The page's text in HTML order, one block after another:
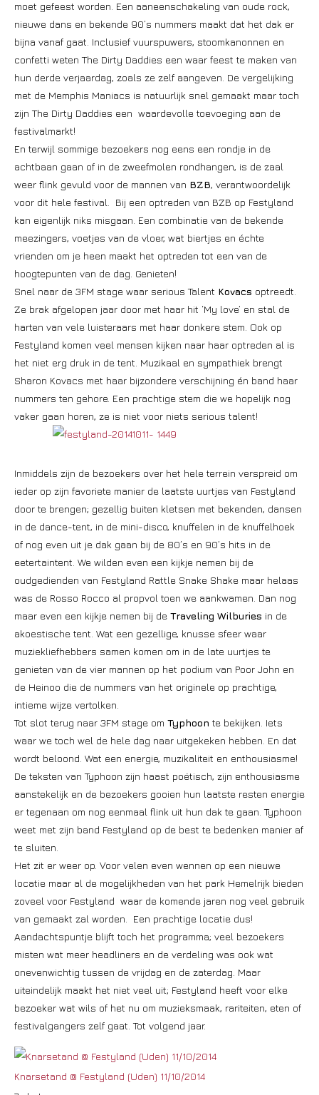
moet gefeest worden. Een aaneenschakeling van oude rock,
nieuwe dans en bekende 90’s nummers maakt dat het dak er
bijna vanaf gaat. Inclusief vuurspuwers, stoomkanonnen en
confetti weten The Dirty Daddies een waar feest te maken van
hun derde verjaardag, zoals ze zelf aangeven. De vergelijking
met de Memphis Maniacs is natuurlijk snel gemaakt maar toch
zijn The Dirty Daddies een waardevolle toevoeging aan de
festivalmarkt!
En terwijl sommige bezoekers nog eens een rondje in de
achtbaan gaan of in de zweefmolen rondhangen, is de zaal
weer flink gevuld voor de mannen van BZB, verantwoordelijk
voor dit hele festival. Bij een optreden van BZB op Festyland
kan eigenlijk niks misgaan. Een combinatie van de bekende
meezingers, voetjes van de vloer, wat biertjes en échte
vrienden om je heen maakt het optreden tot een van de
hoogtepunten van de dag. Genieten!
Snel naar de 3FM stage waar serious Talent Kovacs optreedt.
Ze brak afgelopen jaar door met haar hit ‘My love’ en stal de
harten van vele luisteraars met haar donkere stem. Ook op
Festyland komen veel mensen kijken naar haar optreden al is
het niet erg druk in de tent. Muzikaal en sympathiek brengt
Sharon Kovacs met haar bijzondere verschijning én band haar
nummers ten gehore. Een prachtige stem die we hopelijk nog
vaker gaan horen, ze is niet voor niets serious talent!
Inmiddels zijn de bezoekers over het hele terrein verspreid om
ieder op zijn favoriete manier de laatste uurtjes van Festyland
door te brengen; gezellig buiten kletsen met bekenden, dansen
in de dance-tent, in de mini-disco, knuffelen in de knuffelhoek
of nog even uit je dak gaan bij de 80’s en 90’s hits in de
eetertaintent. We wilden even een kijkje nemen bij de
oudgedienden van Festyland Rattle Snake Shake maar helaas
was de Rosso Rocco al propvol toen we aankwamen. Dan nog
maar even een kijkje nemen bij de Traveling Wilburies in de
akoestische tent. Wat een gezellige, knusse sfeer waar
muziekliefhebbers samen komen om in de late uurtjes te
genieten van de vier mannen op het podium van Poor John en
de Heinoo die de nummers van het originele op prachtige,
intieme wijze vertolken.
Tot slot terug naar 3FM stage om Typhoon te bekijken. Iets
waar we toch wel de hele dag naar uitgekeken hebben. En dat
wordt beloond. Wat een energie, muzikaliteit en enthousiasme!
De teksten van Typhoon zijn haast poëtisch, zijn enthousiasme
aanstekelijk en de bezoekers gooien hun laatste resten energie
er tegenaan om nog eenmaal flink uit hun dak te gaan. Typhoon
weet met zijn band Festyland op de best te bedenken manier af
te sluiten.
Het zit er weer op. Voor velen even wennen op een nieuwe
locatie maar al de mogelijkheden van het park Hemelrijk bieden
zoveel voor Festyland waar de komende jaren nog veel gebruik
van gemaakt zal worden. Een prachtige locatie dus!
Aandachtspuntje blijft toch het programma; veel bezoekers
misten wat meer headliners en de verdeling was ook wat
onevenwichtig tussen de vrijdag en de zaterdag. Maar
uiteindelijk maakt het niet veel uit; Festyland heeft voor elke
bezoeker wat wils of het nu om muzieksmaak, rariteiten, eten of
festivalgangers zelf gaat. Tot volgend jaar.
Knarsetand @ Festyland (Uden) 11/10/2014